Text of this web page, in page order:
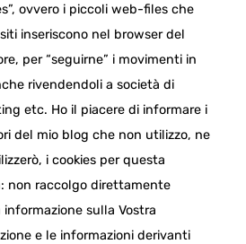
ovvero i piccoli web-files che
inseriscono nel browser del
per “seguirne” i movimenti in
rivendendoli a società di
etc. Ho il piacere di informare i
del mio blog che non utilizzo, ne
i cookies per questa
non raccolgo direttamente
informazione sulla Vostra
e le informazioni derivanti